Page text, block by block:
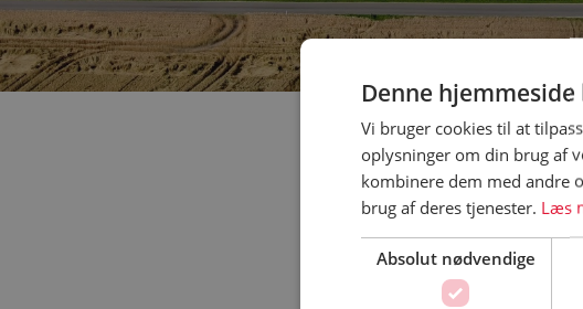
Vi
Denne
Vi bruger cookies til at
oplysninger om din brug af
kombinere dem med andre
brug af deres tjenester. Læs
Absolut nødvendige